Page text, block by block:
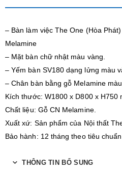
– Bàn làm việc The One (Hòa
Melamine
– Mặt bàn chữ nhật màu vàng.
– Yếm bàn SV180 dạng lửng màu
– Chân bàn bằng gỗ Melamine
Kích thước: W1800 x D800 x H750
Chất liệu: Gỗ CN Melamine.
Xuất xứ: Sản phẩm của Nội thất
Bảo hành: 12 tháng theo tiêu
THÔNG TIN BỔ SUNG